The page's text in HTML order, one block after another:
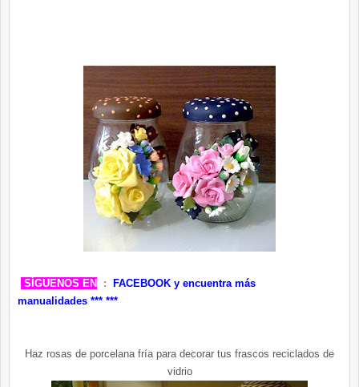
SÍGUENOS EN : FACEBOOK y encuentra más
manualidades *** ***
Haz rosas de porcelana fría para decorar tus frascos reciclados de
vidrio